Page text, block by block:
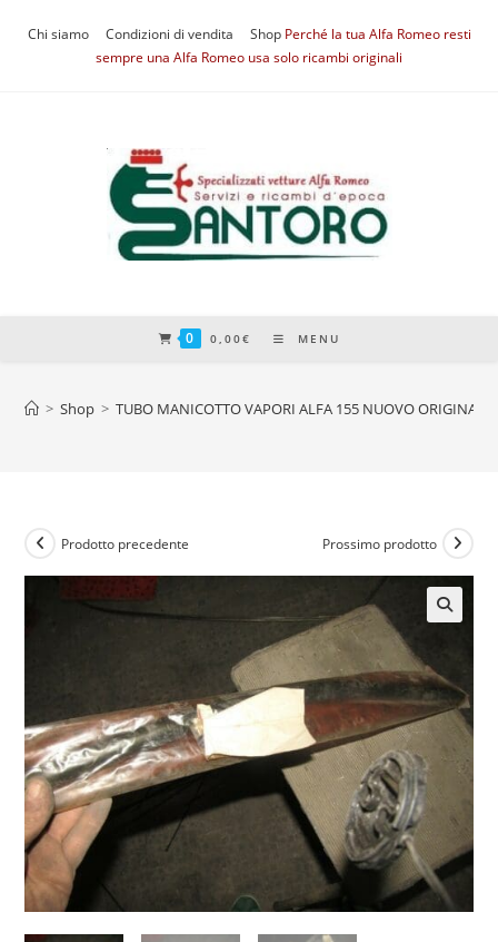
Chi siamo Condizioni di vendita Shop Perché la tua Alfa Romeo resti
sempre una Alfa Romeo usa solo ricambi originali
0 0,00€ MENU
> Shop > TUBO MANICOTTO VAPORI ALFA 155 NUOVO
Prodotto precedente Prossimo prodotto